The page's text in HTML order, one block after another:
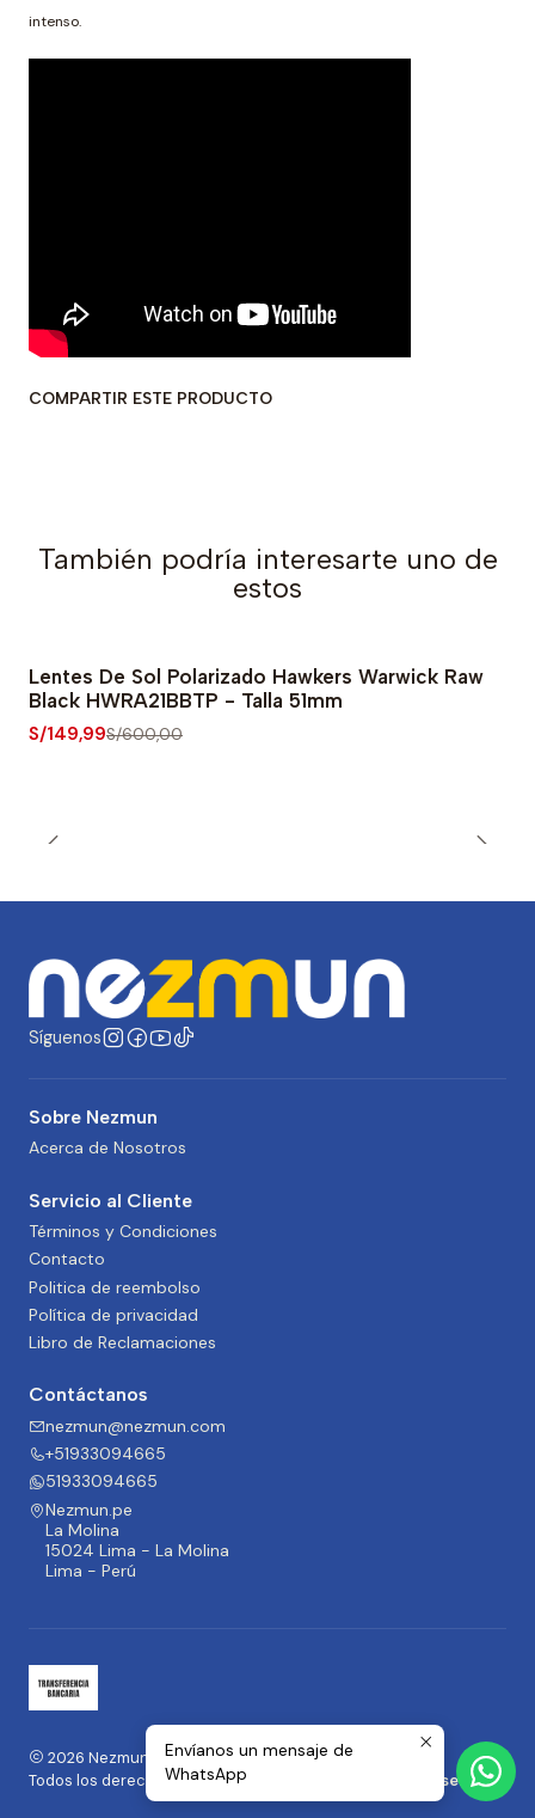
intenso.
COMPARTIR ESTE PRODUCTO
También podría interesarte uno de
estos
-75% OFF
Lentes De Sol Polarizado Hawkers Warwick Raw
Black HWRA21BBTP - Talla 51mm
S/149,99S/600,00
Síguenos
Sobre Nezmun
Acerca de Nosotros
Servicio al Cliente
Términos y Condiciones
Contacto
Politica de reembolso
Política de privacidad
Libro de Reclamaciones
Contáctanos
nezmun@nezmun.com
+51933094665
51933094665
Nezmun.pe
La Molina
15024 Lima - La Molina
Lima - Perú
2026 Nezmun.pe | Moda y Accesorios.
Todos los derechos reservados.
Desarrollado por Jumpseller.
Envíanos un mensaje de
WhatsApp